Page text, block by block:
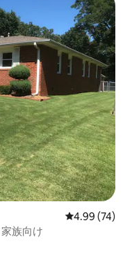
レビュー74
4.99 (74)
族向け